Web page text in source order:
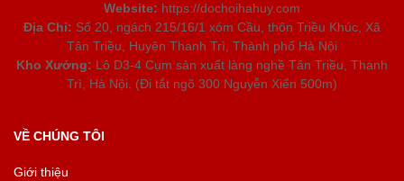
Website: https://dochoihahuy.com
Địa Chỉ: Số 20, ngách 215/16/1 xóm Cầu, thôn Triều Khúc, Xã
Tân Triều, Huyện Thanh Trì, Thành phố Hà Nội
Kho Xưởng: Lô D3-4 Cụm sản xuất làng nghề Tân Triều, Thanh
Trì, Hà Nội. (Đi tắt ngõ 300 Nguyễn Xiển 500m)
VỀ CHÚNG TÔI
Giới thiệu